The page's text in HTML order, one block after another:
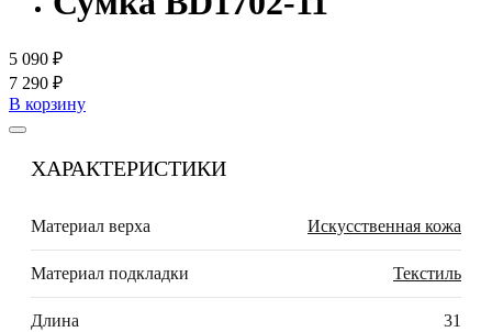
5 090 ₽
7 290 ₽
В корзину
ХАРАКТЕРИСТИКИ
Материал верха Искусственная кожа
Материал подкладки Текстиль
Длина 31